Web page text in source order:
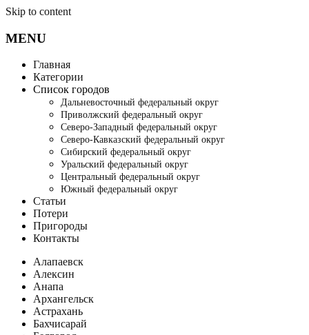
Skip to content
MENU
Главная
Категории
Список городов
Дальневосточный федеральный округ
Приволжский федеральный округ
Северо-Западный федеральный округ
Северо-Кавказский федеральный округ
Сибирский федеральный округ
Уральский федеральный округ
Центральный федеральный округ
Южный федеральный округ
Статьи
Потери
Пригороды
Контакты
Алапаевск
Алексин
Анапа
Архангельск
Астрахань
Бахчисарай